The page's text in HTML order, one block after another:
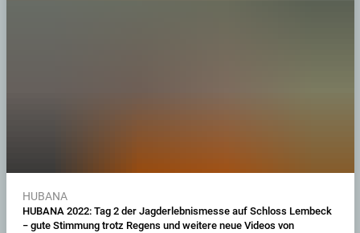
HUBANA
HUBANA 2022: Tag 2 der Jagderlebnismesse auf Schloss Lembeck
− gute Stimmung trotz Regens und weitere neue Videos von